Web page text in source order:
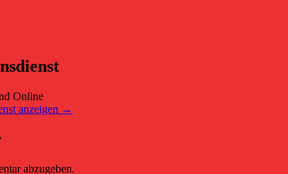
Online
anzeigen →
abzugeben.